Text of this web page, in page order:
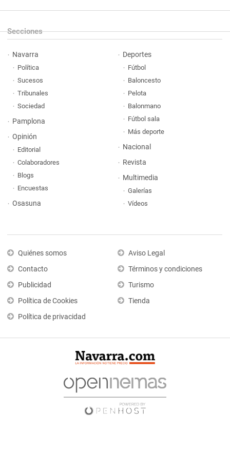
Secciones
Navarra
Política
Sucesos
Tribunales
Sociedad
Pamplona
Opinión
Editorial
Colaboradores
Blogs
Encuestas
Osasuna
Deportes
Fútbol
Baloncesto
Pelota
Balonmano
Fútbol sala
Más deporte
Nacional
Revista
Multimedia
Galerías
Vídeos
Quiénes somos
Contacto
Publicidad
Política de Cookies
Política de privacidad
Aviso Legal
Términos y condiciones
Turismo
Tienda